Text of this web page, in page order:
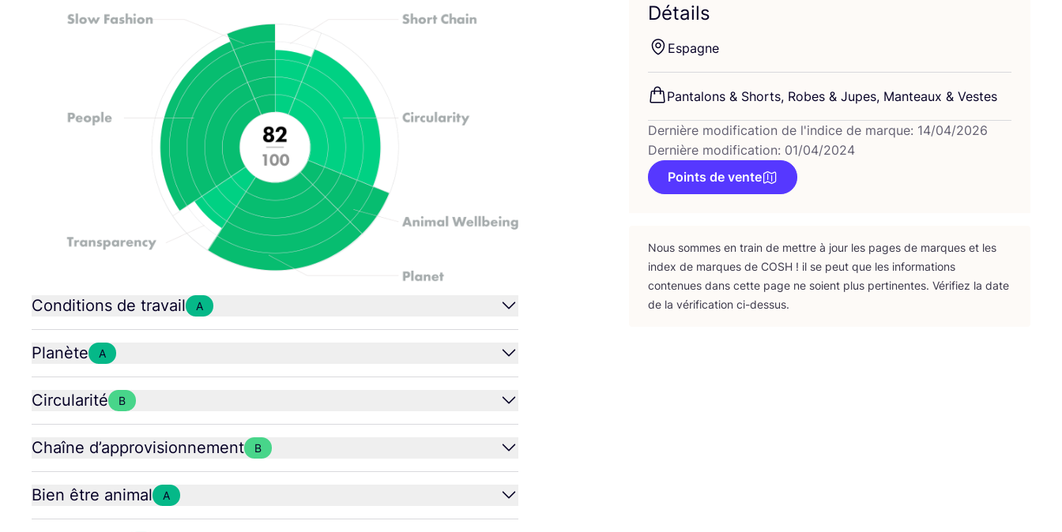
Conditions de travail A
Planète A
Circularité B
Chaîne d’approvisionnement B
Bien être animal A
Détails
Espagne
Pan­ta­lons & Shorts, Robes & Jupes, Man­teaux & Vestes
Dernière modification de l'indice de marque: 14/04/2026
Dernière modification: 01/04/2024
Points de vente
Nous sommes en train de mettre à jour les pages de marques et les
index de marques de COSH ! il se peut que les infor­ma­tions
conte­nues dans cette page ne soient plus per­ti­nentes. Véri­fiez la date
de la véri­fi­ca­tion ci-dessus.